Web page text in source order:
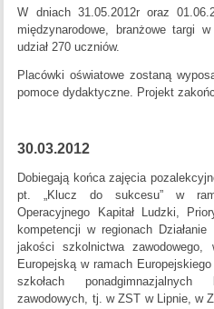
W dniach 31.05.2012r oraz
międzynarodowe, branżowe targi
udział 270 uczniów.
Placówki oświatowe zostaną
pomoce dydaktyczne. Projekt
30.03.2012
Dobiegają końca zajęcia
pt. „Klucz do sukcesu” w
Operacyjnego Kapitał Ludzki,
kompetencji w regionach
jakości szkolnictwa zawodowego,
Europejską w ramach
szkołach
zawodowych, tj. w ZST w Lipnie, w